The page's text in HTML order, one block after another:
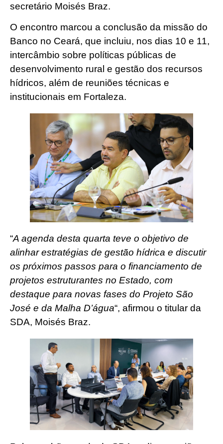
secretário Moisés Braz.
O encontro marcou a conclusão da missão do
Banco no Ceará, que incluiu, nos dias 10 e 11,
intercâmbio sobre políticas públicas de
desenvolvimento rural e gestão dos recursos
hídricos, além de reuniões técnicas e
institucionais em Fortaleza.
“A agenda desta quarta teve o objetivo de
alinhar estratégias de gestão hídrica e discutir
os próximos passos para o financiamento de
projetos estruturantes no Estado, com
destaque para novas fases do Projeto São
José e da Malha D’água“, afirmou o titular da
SDA, Moisés Braz.